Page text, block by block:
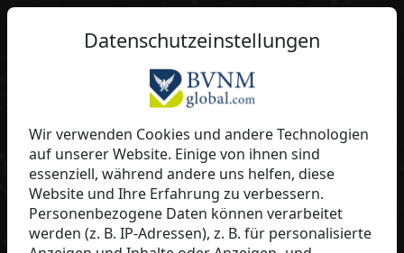
Melma8078
Fúmée Perfume & Cosmetics
Datenschutzeinstellungen
Wir verwenden Cookies und andere Technologien
auf unserer Website. Einige von ihnen sind
essenziell, während andere uns helfen, diese
Website und Ihre Erfahrung zu verbessern.
Personenbezogene Daten können verarbeitet
werden (z. B. IP-Adressen), z. B. für personalisierte